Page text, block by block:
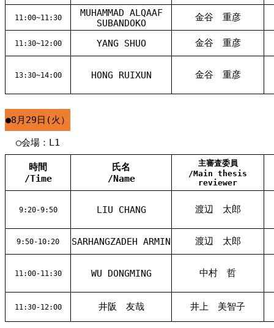
11:00~11:30
MUHAMMAD ALQAAF
SUBANDOKO
金谷 重彦
11:30~12:00 YANG SHUO 金谷 重彦
13:30~14:00 HONG RUIXUN 金谷 重彦
●8月29日(火）
○会場：L1
時間
/Time
氏名
/Name
主審査委員
/Main thesis
reviewer
9:20-9:50 LIU CHANG 渡辺 太郎
9:50-10:20 SARHANGZADEH ARMIN 渡辺 太郎
11:00-11:30 WU DONGMING 中村 哲
11:30-12:00 井阪 友哉 井上 美智子